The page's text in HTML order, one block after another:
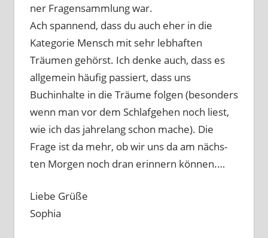
ner Fragensammlung war.
Ach span­nend, dass du auch eher in die
Kategorie Mensch mit sehr leb­haf­ten
Träumen gehörst. Ich den­ke auch, dass es
all­ge­mein häu­fig pas­siert, dass uns
Buchinhalte in die Träume fol­gen (beson­ders
wenn man vor dem Schlafgehen noch liest,
wie ich das jah­re­lang schon mache). Die
Frage ist da mehr, ob wir uns da am nächs­
ten Morgen noch dran erin­nern kön­nen.…
Liebe Grüße
Sophia